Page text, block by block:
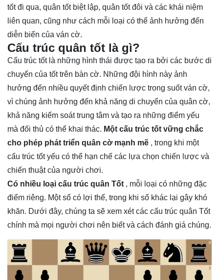
tốt đi qua, quân tốt biệt lập, quân tốt đôi và các khái niệm
liên quan, cũng như cách mỗi loại có thể ảnh hưởng đến
diễn biến của ván cờ.
Cấu trúc quân tốt là gì?
Cấu trúc tốt là những hình thái được tạo ra bởi các bước di
chuyển của tốt trên bàn cờ. Những đội hình này ảnh
hưởng đến nhiều quyết định chiến lược trong suốt ván cờ,
vì chúng ảnh hưởng đến khả năng di chuyển của quân cờ,
khả năng kiểm soát trung tâm và tạo ra những điểm yếu
mà đối thủ có thể khai thác. Một cấu trúc tốt vững chắc
cho phép phát triển quân cờ mạnh mẽ , trong khi một
cấu trúc tốt yếu có thể hạn chế các lựa chọn chiến lược và
chiến thuật của người chơi.
Có nhiều loại cấu trúc quân Tốt , mỗi loại có những đặc
điểm riêng. Một số có lợi thế, trong khi số khác lại gây khó
khăn. Dưới đây, chúng ta sẽ xem xét các cấu trúc quân Tốt
chính mà mọi người chơi nên biết và cách đánh giá chúng.